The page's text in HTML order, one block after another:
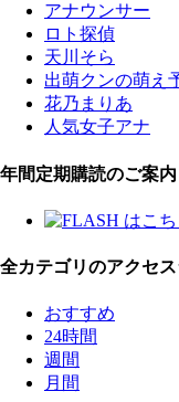
アナウンサー
ロト探偵
天川そら
出萌クンの萌え
花乃まりあ
人気女子アナ
年間定期購読のご案内
全カテゴリのアクセ
おすすめ
24時間
週間
月間